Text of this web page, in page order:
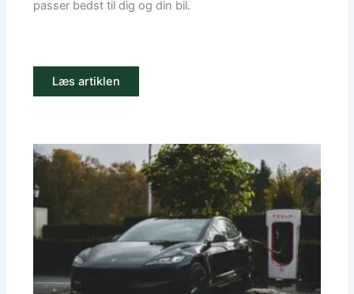
passer bedst til dig og din bil.
Læs artiklen